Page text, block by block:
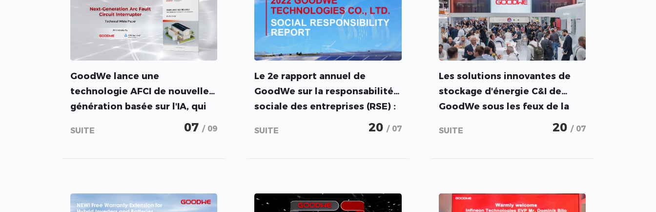
GoodWe lance une
technologie AFCI de nouvelle
génération basée sur l'IA, qui
l'industrie en matière de
SUITE 07/ 09
Le 2e rapport annuel de
GoodWe sur la responsabilité
sociale des entreprises (RSE) :
Des efforts soutenus et des
succès notables
SUITE 20 / 07
Les solutions innovantes de
stockage d'énergie C&I de
GoodWe sous les feux de la
SUITE 20 / 07